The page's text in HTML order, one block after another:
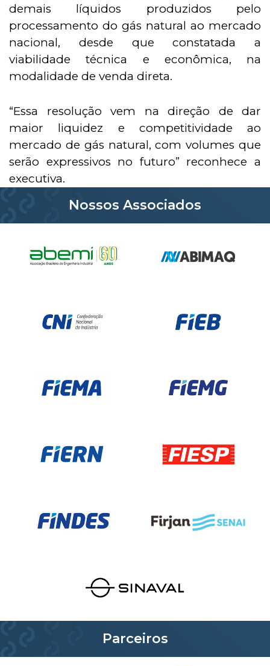
demais líquidos produzidos pelo
processamento do gás natural ao mercado
nacional, desde que constatada a
viabilidade técnica e econômica, na
modalidade de venda direta.
“Essa resolução vem na direção de dar
maior liquidez e competitividade ao
mercado de gás natural, com volumes que
serão expressivos no futuro” reconhece a
executiva.
Nossos Associados
Parceiros